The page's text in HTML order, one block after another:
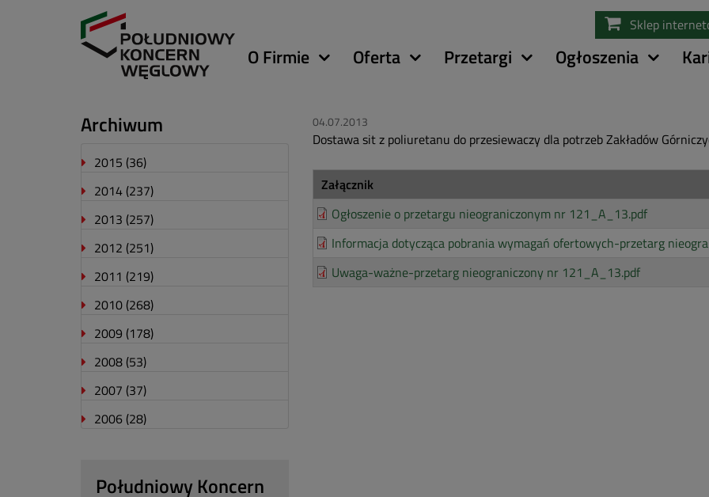
treści
Sklep
Główna
O Firmie Oferta Przetargi Ogłoszenia
04.07.2013
Dostawa sit z poliuretanu do przesiewaczy dla potrzeb Zakładów
Załącznik
Ogłoszenie o przetargu nieograniczonym nr 121_A_13.pdf
Informacja dotycząca pobrania wymagań ofertowych-przetarg
Uwaga-ważne-przetarg nieograniczony nr 121_A_13.pdf
Archiwum
2015 (36)
2014 (237)
2013 (257)
2012 (251)
2011 (219)
2010 (268)
2009 (178)
2008 (53)
2007 (37)
2006 (28)
Południowy Koncern